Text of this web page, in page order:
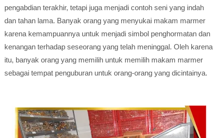
pengabdian terakhir, tetapi juga menjadi contoh seni yang indah
dan tahan lama. Banyak orang yang menyukai makam marmer
karena kemampuannya untuk menjadi simbol penghormatan dan
kenangan terhadap seseorang yang telah meninggal. Oleh karena
itu, banyak orang yang memilih untuk memilih makam marmer
sebagai tempat penguburan untuk orang-orang yang dicintainya.